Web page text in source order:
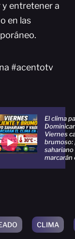
y entretener a
en las
#acentotv
El clima
Viernes
brumoso:
sahariano
marcarán
CLIMA